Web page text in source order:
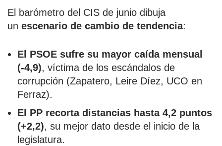
El barómetro del CIS de junio dibuja
un escenario de cambio de tendencia:
El PSOE sufre su mayor caída mensual
(-4,9), víctima de los escándalos de
corrupción (Zapatero, Leire Díez, UCO en
Ferraz).
El PP recorta distancias hasta 4,2 puntos
(+2,2), su mejor dato desde el inicio de la
legislatura.